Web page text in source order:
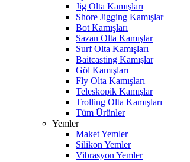
Jig Olta Kamışları
Shore Jigging Kamışlar
Bot Kamışları
Sazan Olta Kamışlar
Surf Olta Kamışları
Baitcasting Kamışlar
Göl Kamışları
Fly Olta Kamışları
Teleskopik Kamışlar
Trolling Olta Kamışları
Tüm Ürünler
Yemler
Maket Yemler
Silikon Yemler
Vibrasyon Yemler